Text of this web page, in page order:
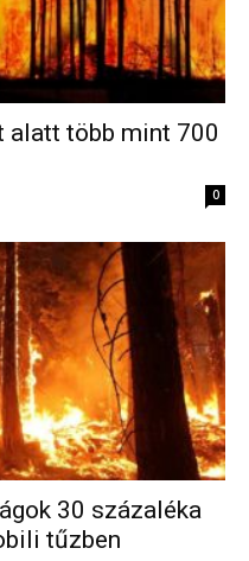
alatt több mint 700
0
30 százaléka
tűzben